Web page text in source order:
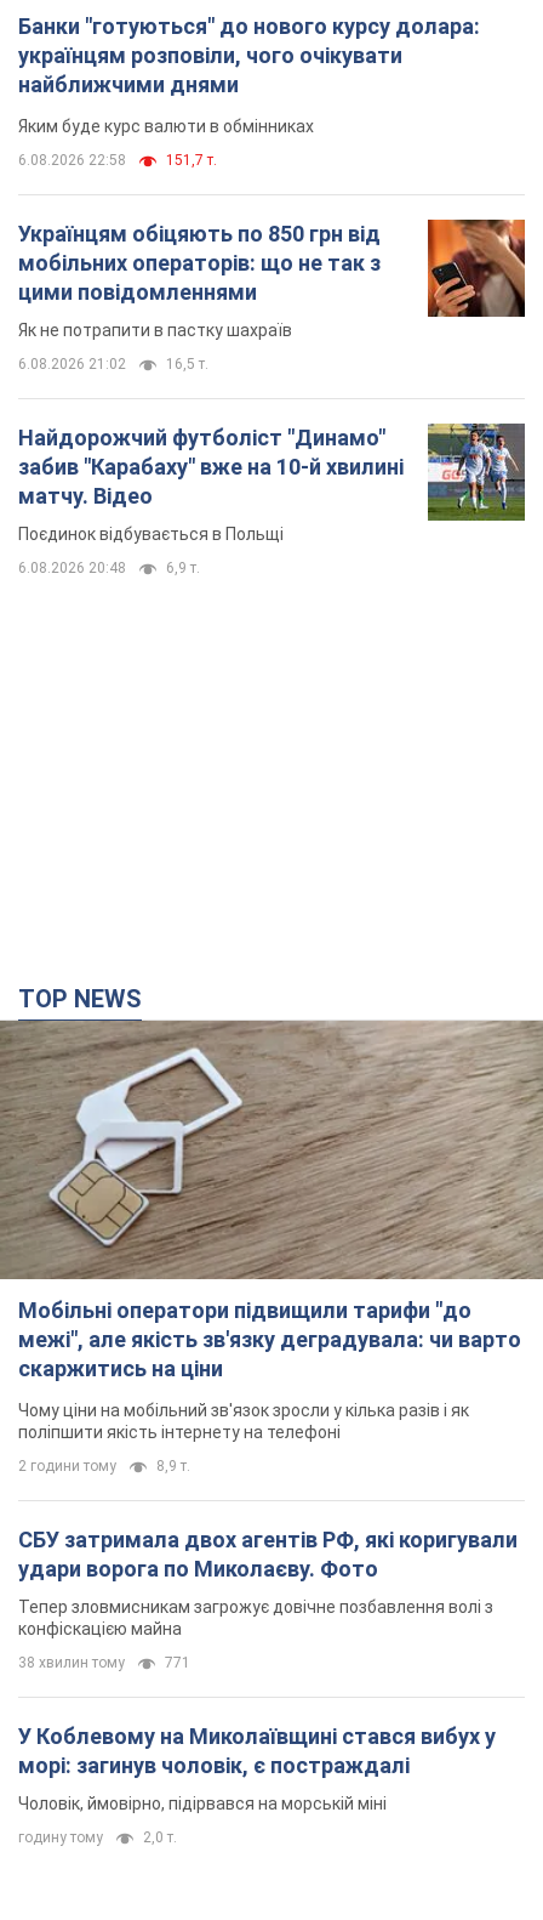
Банки "готуються" до нового курсу долара:
українцям розповіли, чого очікувати
найближчими днями
Яким буде курс валюти в обмінниках
6.08.2026 22:58 151,7 т.
Українцям обіцяють по 850 грн від
мобільних операторів: що не так з
цими повідомленнями
Як не потрапити в пастку шахраїв
6.08.2026 21:02 16,5 т.
Найдорожчий футболіст "Динамо"
забив "Карабаху" вже на 10-й хвилині
матчу. Відео
Поєдинок відбувається в Польщі
6.08.2026 20:48 6,9 т.
TOP NEWS
Мобільні оператори підвищили тарифи "до
межі", але якість зв'язку деградувала: чи варто
скаржитись на ціни
Чому ціни на мобільний зв'язок зросли у кілька разів і як
поліпшити якість інтернету на телефоні
2 години тому 8,9 т.
СБУ затримала двох агентів РФ, які коригували
удари ворога по Миколаєву. Фото
Тепер зловмисникам загрожує довічне позбавлення волі з
конфіскацією майна
38 хвилин тому 771
У Коблевому на Миколаївщині стався вибух у
морі: загинув чоловік, є постраждалі
Чоловік, ймовірно, підірвався на морській міні
годину тому 2,0 т.